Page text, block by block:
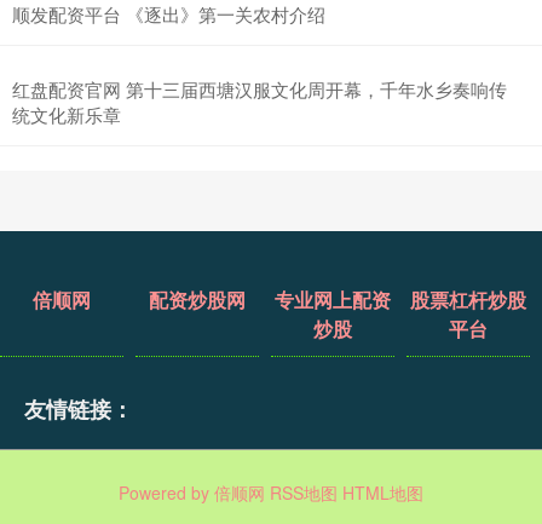
顺发配资平台 《逐出》第一关农村介绍
红盘配资官网 第十三届西塘汉服文化周开幕，千年水乡奏响传
统文化新乐章
倍顺网 配资炒股网
专业网上配资
炒股
股票杠杆炒股
平台
友情链接：
Powered by 倍顺网 RSS地图 HTML地图